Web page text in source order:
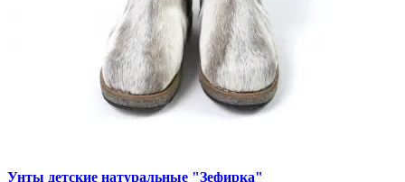
Унты детские натуральные "Зефирка"